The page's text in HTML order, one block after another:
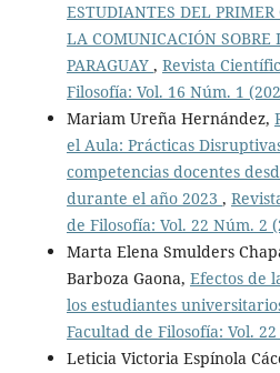
ESTUDIANTES DEL PRIMER
LA COMUNICACIÓN SOBRE
PARAGUAY , Revista
Filosofía: Vol. 16 Núm. 1
Mariam Ureña Hernández,
el Aula: Prácticas
competencias docentes
durante el año 2023 ,
de Filosofía: Vol. 22 Núm. 2
Marta Elena Smulders
Barboza Gaona, Efectos de
los estudiantes
Facultad de Filosofía: Vol.
Leticia Victoria Espínola